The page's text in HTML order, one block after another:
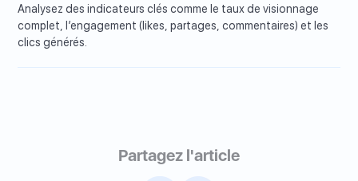
Analysez des indicateurs clés comme le taux de visionnage
complet, l’engagement (likes, partages, commentaires) et les
clics générés.
Partagez l'article